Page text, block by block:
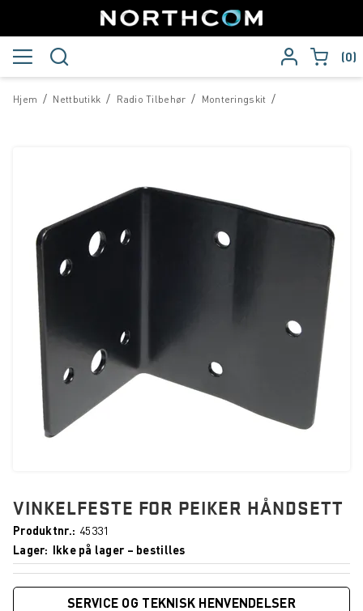
0
/
Hjem /
Nettbutikk /
Radio Tilbehør /
Monteringskit
VINKELFESTE FOR PEIKER HÅNDSETT
Produktnr.
45331
Lager
Ikke på lager – bestilles
SERVICE OG TEKNISK HENVENDELSER